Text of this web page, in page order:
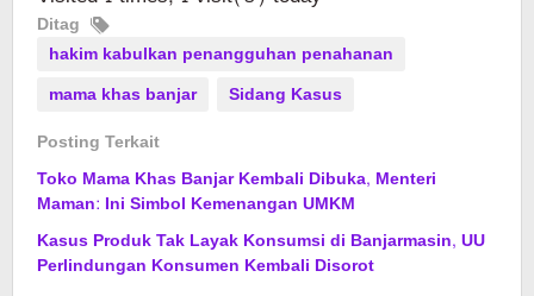
Ditag
hakim kabulkan penangguhan penahanan
mama khas banjar
Sidang Kasus
Posting Terkait
Toko Mama Khas Banjar Kembali Dibuka, Menteri
Maman: Ini Simbol Kemenangan UMKM
Kasus Produk Tak Layak Konsumsi di Banjarmasin, UU
Perlindungan Konsumen Kembali Disorot